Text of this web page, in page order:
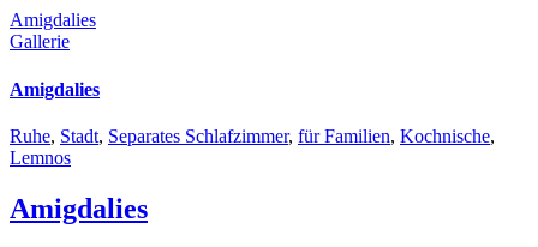
Amigdalies
Gallerie
Amigdalies
Ruhe, Stadt, Separates Schlafzimmer, für Familien, Kochnische,
Lemnos
Amigdalies